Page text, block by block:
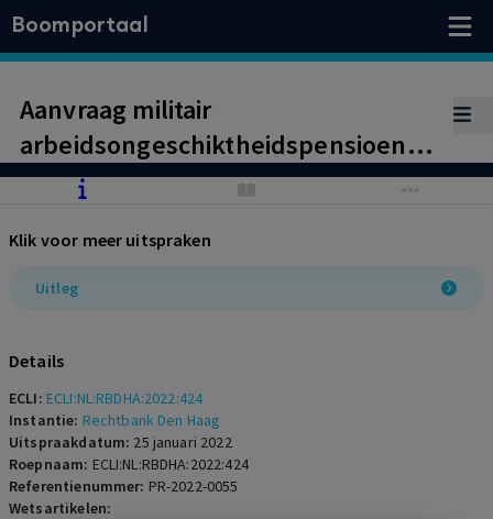
Boomportaal
Aanvraag militair
arbeidsongeschiktheidspensioen
terecht afgewezen
Klik voor meer uitspraken
Uitleg
Details
ECLI: ECLI:NL:RBDHA:2022:424
Instantie: Rechtbank Den Haag
Uitspraakdatum: 25 januari 2022
Roepnaam: ECLI:NL:RBDHA:2022:424
Referentienummer: PR-2022-0055
Wetsartikelen: